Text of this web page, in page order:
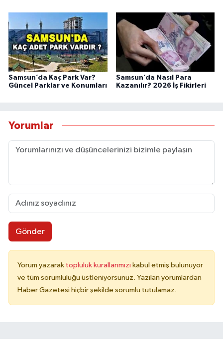
Samsun’da Kaç Park Var?
Güncel Parklar ve Konumları
Samsun’da Nasıl Para
Kazanılır? 2026 İş Fikirleri
Yorumlar
Gönder
Yorum yazarak topluluk kurallarımızı kabul etmiş bulunuyor
ve tüm sorumluluğu üstleniyorsunuz. Yazılan yorumlardan
Haber Gazetesi hiçbir şekilde sorumlu tutulamaz.